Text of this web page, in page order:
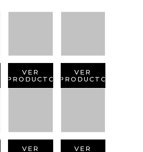
VER
PRODUCTO
VER
PRODUCTO
VER
VER